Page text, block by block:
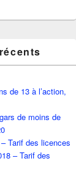
de 13 à l’action,
de moins de
Tarif des licences
– Tarif des